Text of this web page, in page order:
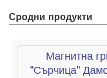
Сродни продукти
Магнитна
"Сърчица"